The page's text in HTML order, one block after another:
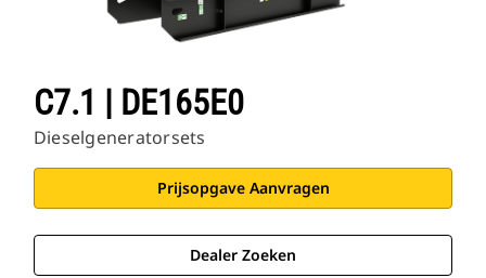
C7.1 | DE165E0
Dieselgeneratorsets
Prijsopgave Aanvragen
Dealer Zoeken